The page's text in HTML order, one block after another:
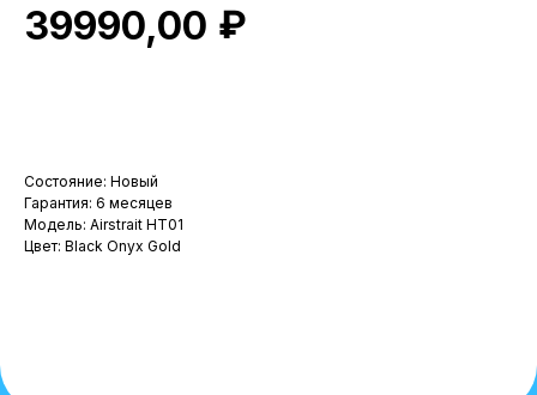
39990,00 ₽
Состояние: Новый
Гарантия: 6 месяцев
Модель: Airstrait HT01
Цвет: Black Onyx Gold